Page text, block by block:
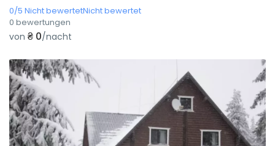
0/5 Nicht bewertetNicht bewertet
0 bewertungen
von ₴ 0/nacht